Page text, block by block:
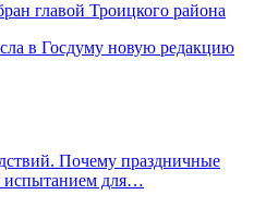
главой Троицкого района
в Госдуму новую редакцию
Почему праздничные
испытанием для…